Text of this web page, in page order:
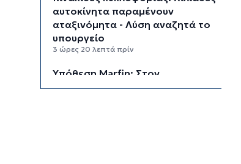
αυτοκίνητα παραμένουν
αταξινόμητα - Λύση αναζητά το
υπουργείο
3 ώρες 20 λεπτά πρίν
Υπόθεση Marfin: Στον
εισαγγελέα σήμερα η 46χρονη